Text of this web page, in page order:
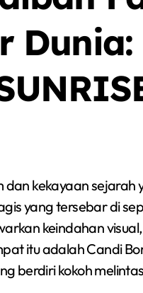
yang tersebar di
keindahan
itu adalah Candi
berdiri kokoh